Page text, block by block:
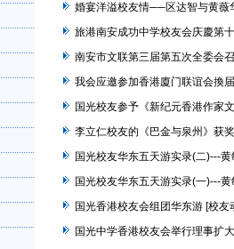
婚宴洋溢校友情──区达智与黄薇
旅港南安成功中学校友会庆慶第
南安市文联第三届第五次全委会
我会应邀参加香港廈门联谊会換
国光校友参予《新纪元香港作家
李立仁校友的《巴金与泉州》获
国光校友华东五天游实录(二)---
国光校友华东五天游实录(一)---
国光香港校友会组团华东游 [校友
国光中学香港校友会举行理事扩